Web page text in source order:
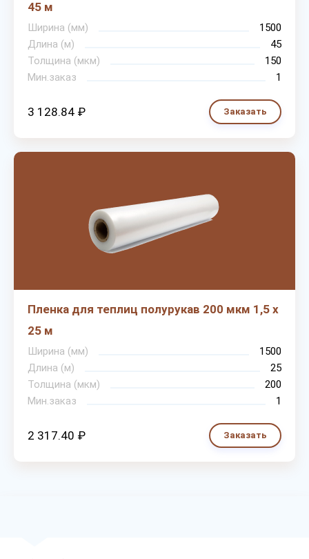
45 м
Ширина (мм)
1500
Длина (м)
45
Толщина (мкм)
150
Мин.заказ
1
3 128.84 ₽ Заказать
Пленка для теплиц полурукав 200 мкм 1,5 х
25 м
Ширина (мм)
1500
Длина (м)
25
Толщина (мкм)
200
Мин.заказ
1
2 317.40 ₽ Заказать